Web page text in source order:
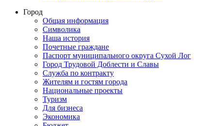
Город
Общая информация
Символика
Наша история
Почетные граждане
Паспорт муниципального округа Сухой Лог
Город Трудовой Доблести и Славы
Служба по контракту
Жителям и гостям города
Национальные проекты
Туризм
Для бизнеса
Экономика